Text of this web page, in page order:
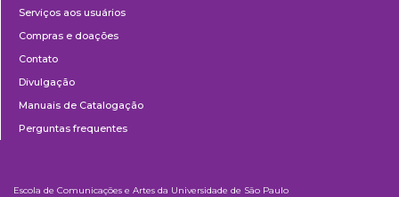
Serviços aos usuários
Compras e doações
Contato
Divulgação
Manuais de Catalogação
Perguntas frequentes
Escola de Comunicações e Artes da Universidade de São Paulo